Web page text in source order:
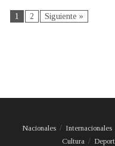
1 2 Siguiente »
Nacionales Internacionales
Cultura